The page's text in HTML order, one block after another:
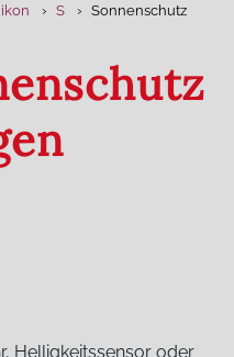
S Sonnenschutz
Helligkeitssensor oder